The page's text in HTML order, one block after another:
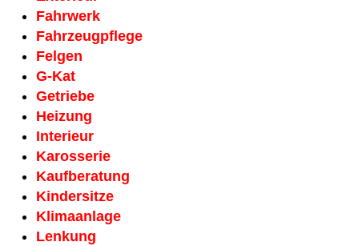
Fahrwerk
Fahrzeug­pflege
Felgen
G-Kat
Getriebe
Heizung
Interieur
Karosserie
Kaufberatung
Kindersitze
Klimaanlage
Lenkung